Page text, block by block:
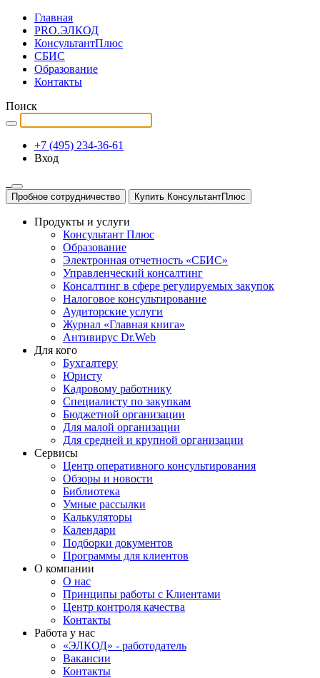
Главная
PRO.ЭЛКОД
КонсультантПлюс
СБИС
Образование
Контакты
Поиск
+7 (495) 234-36-61
Вход
Пробное сотрудничество Купить КонсультантПлюс
Продукты и услуги
Консультант Плюс
Образование
Электронная отчетность «СБИС»
Управленческий консалтинг
Консалтинг в сфере регулируемых закупок
Налоговое консультирование
Аудиторские услуги
Журнал «Главная книга»
Антивирус Dr.Web
Для кого
Бухгалтеру
Юристу
Кадровому работнику
Специалисту по закупкам
Бюджетной организации
Для малой организации
Для средней и крупной организации
Сервисы
Центр оперативного консультирования
Обзоры и новости
Библиотека
Умные рассылки
Калькуляторы
Календари
Подборки документов
Программы для клиентов
О компании
О нас
Принципы работы с Клиентами
Центр контроля качества
Контакты
Работа у нас
«ЭЛКОД» - работодатель
Вакансии
Контакты